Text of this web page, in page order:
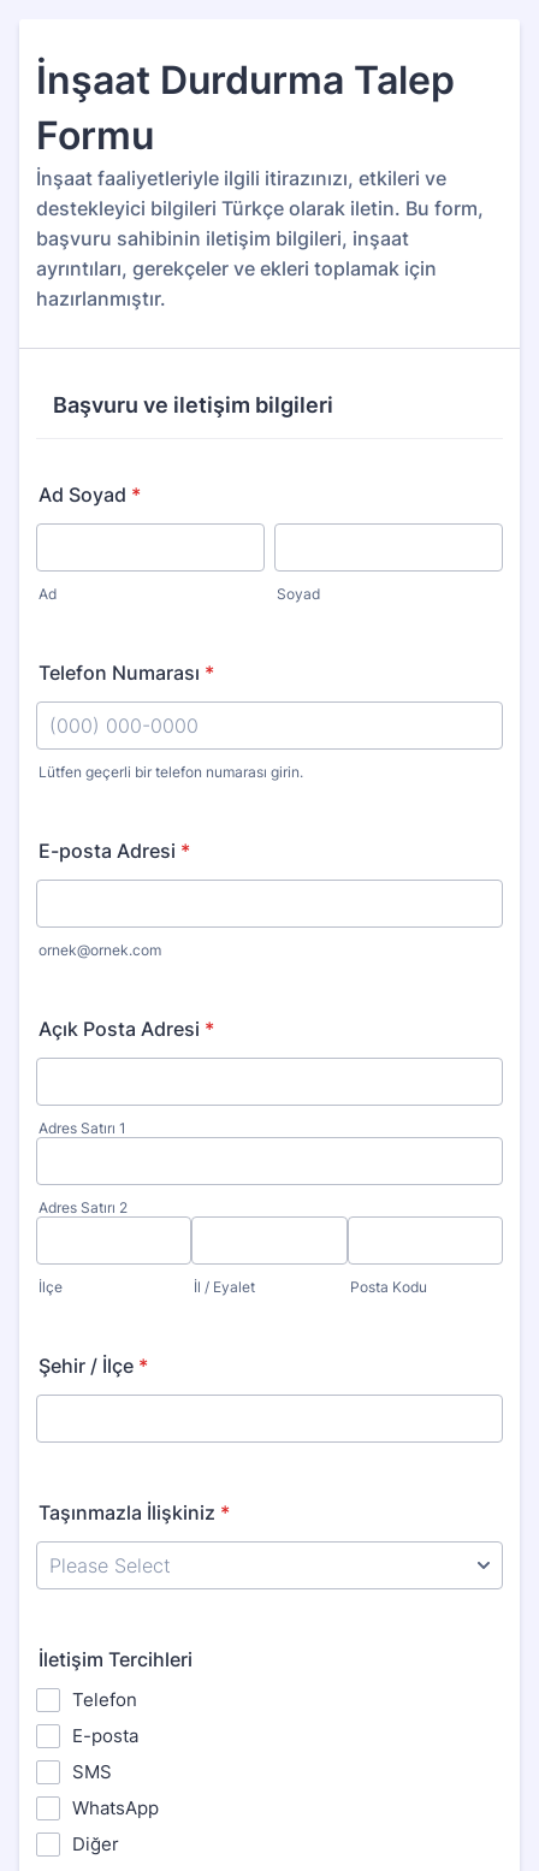
İnşaat Durdurma Talep
Formu
İnşaat faaliyetleriyle ilgili itirazınızı, etkileri ve
destekleyici bilgileri Türkçe olarak iletin. Bu form,
başvuru sahibinin iletişim bilgileri, inşaat
ayrıntıları, gerekçeler ve ekleri toplamak için
hazırlanmıştır.
Başvuru ve iletişim bilgileri
Ad Soyad *
Ad Soyad
Telefon Numarası *
Lütfen geçerli bir telefon numarası girin.
E-posta Adresi *
ornek@ornek.com
Açık Posta Adresi *
Adres Satırı 1
Adres Satırı 2
İlçe İl / Eyalet Posta Kodu
Şehir / İlçe *
Taşınmazla İlişkiniz *
İletişim Tercihleri
Telefon
E-posta
SMS
WhatsApp
Diğer